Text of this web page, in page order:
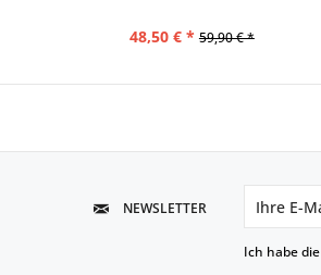
48,50 € * 59,90 € *
NEWSLETTER
Ich habe die